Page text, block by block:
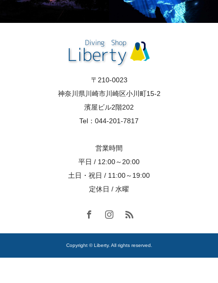
〒210-0023
神奈川県川崎市川崎区小川町15-2
濱屋ビル2階202
Tel：044-201-7817
営業時間
平日 / 12:00～20:00
土日・祝日 / 11:00～19:00
定休日 / 水曜
Copyright © Liberty. All rights reserved.